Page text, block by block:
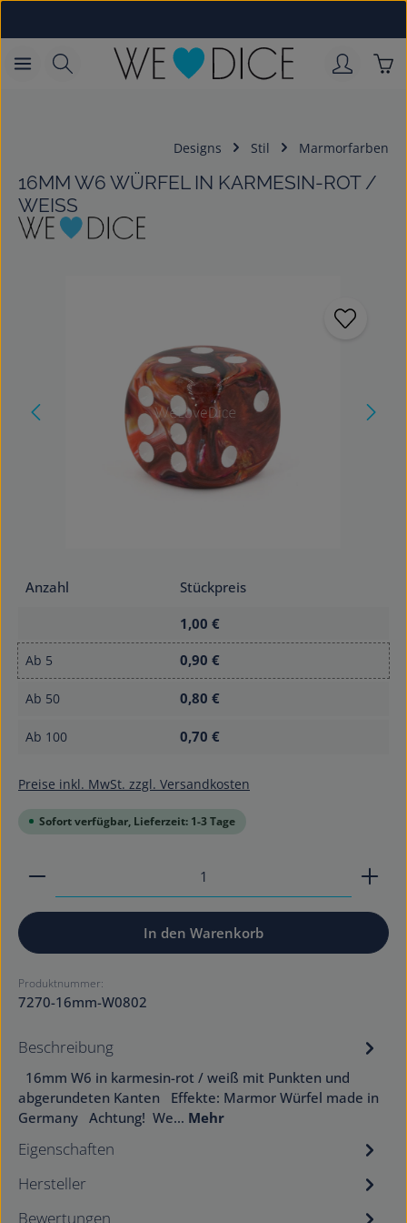
Designs Stil Marmorfarben
16MM W6 WÜRFEL IN KARMESIN-ROT /
WEISS
Anzahl
Stückpreis
1,00 €
Ab 5 0,90 €
Ab 50 0,80 €
Ab 100 0,70 €
Preise inkl. MwSt. zzgl. Versandkosten
Sofort verfügbar, Lieferzeit: 1-3 Tage
Produkt Anzahl: Gib den gewünschten Wert ein
In den Warenkorb
Produktnummer:
7270-16mm-W0802
Beschreibung
16mm W6 in karmesin-rot / weiß mit Punkten und
abgerundeten Kanten Effekte: Marmor Würfel made in
Germany Achtung! We… Mehr
Eigenschaften
Hersteller
Bewertungen